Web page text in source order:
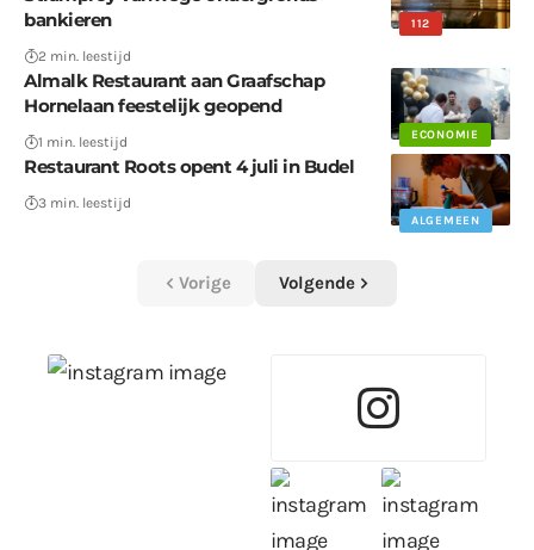
112
bankieren
2 min. leestijd
ECONOMIE
Almalk Restaurant aan Graafschap
Hornelaan feestelijk geopend
1 min. leestijd
ALGEMEEN
Restaurant Roots opent 4 juli in Budel
3 min. leestijd
Vorige Volgende